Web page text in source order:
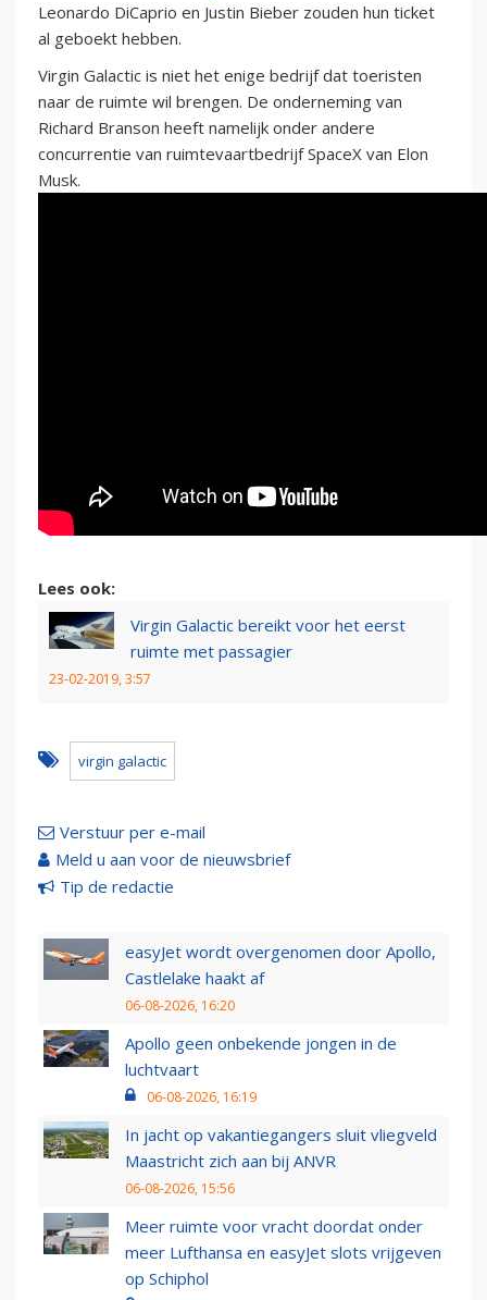
Leonardo DiCaprio en Justin Bieber zouden hun ticket
al geboekt hebben.
Virgin Galactic is niet het enige bedrijf dat toeristen
naar de ruimte wil brengen. De onderneming van
Richard Branson heeft namelijk onder andere
concurrentie van ruimtevaartbedrijf SpaceX van Elon
Musk.
Lees ook:
Virgin Galactic bereikt voor het eerst
ruimte met passagier
23-02-2019, 3:57
virgin galactic
Verstuur per e-mail
Meld u aan voor de nieuwsbrief
Tip de redactie
easyJet wordt overgenomen door Apollo,
Castlelake haakt af
06-08-2026, 16:20
Apollo geen onbekende jongen in de
luchtvaart
06-08-2026, 16:19
In jacht op vakantiegangers sluit vliegveld
Maastricht zich aan bij ANVR
06-08-2026, 15:56
Meer ruimte voor vracht doordat onder
meer Lufthansa en easyJet slots vrijgeven
op Schiphol